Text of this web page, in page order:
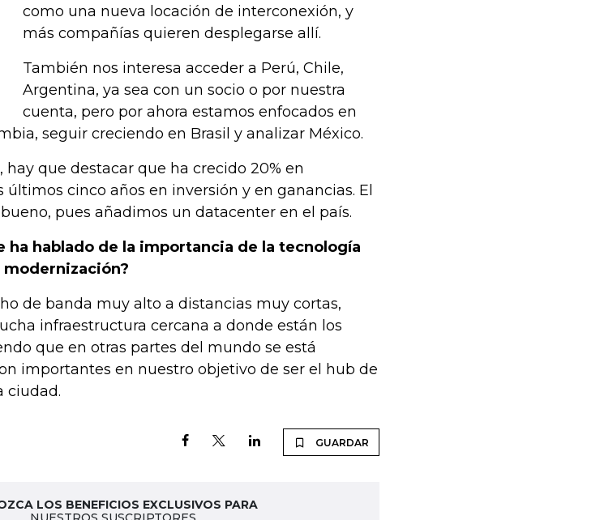
como una nueva locación de interconexión, y
más compañías quieren desplegarse allí.
También nos interesa acceder a Perú, Chile,
Argentina, ya sea con un socio o por nuestra
cuenta, pero por ahora estamos enfocados en
seguir creciendo en Brasil y analizar México.
hay que destacar que ha crecido 20% en
cinco años en inversión y en ganancias. El
pues añadimos un datacenter en el país.
ha hablado de la importancia de la tecnología
modernización?
de banda muy alto a distancias muy cortas,
infraestructura cercana a donde están los
que en otras partes del mundo se está
importantes en nuestro objetivo de ser el hub de
ciudad.
GUARDAR
LOS BENEFICIOS EXCLUSIVOS PARA